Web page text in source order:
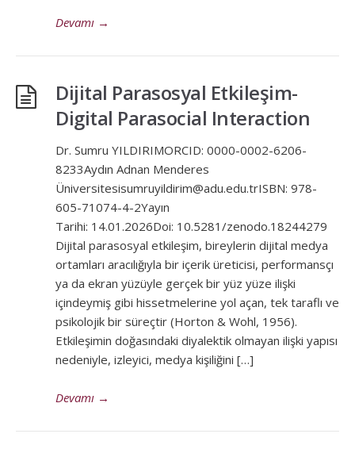
Devamı →
Dijital Parasosyal Etkileşim-
Digital Parasocial Interaction
Dr. Sumru YILDIRIMORCID: 0000-0002-6206-
8233Aydın Adnan Menderes
Üniversitesisumruyildirim@adu.edu.trISBN: 978-
605-71074-4-2Yayın
Tarihi: 14.01.2026Doi: 10.5281/zenodo.18244279
Dijital parasosyal etkileşim, bireylerin dijital medya
ortamları aracılığıyla bir içerik üreticisi, performansçı
ya da ekran yüzüyle gerçek bir yüz yüze ilişki
içindeymiş gibi hissetmelerine yol açan, tek taraflı ve
psikolojik bir süreçtir (Horton & Wohl, 1956).
Etkileşimin doğasındaki diyalektik olmayan ilişki yapısı
nedeniyle, izleyici, medya kişiliğini […]
Devamı →